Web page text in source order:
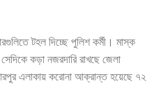
টহল দিচ্ছে পুলিশ কর্মী। মাস্ক
কড়া নজরদারি রাখছে জেলা
এলাকায় করোনা আক্রান্ত হয়েছে ৭২